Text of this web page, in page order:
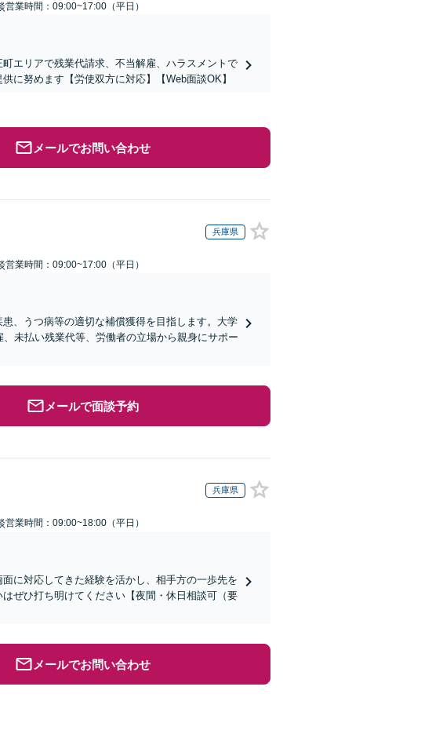
営業時間：09:00~17:00（平日）
エリアで残業代請求、不当解雇、ハラスメントで
に努めます【労使双方に対応】【Web面談OK】
メールでお問い合わせ
兵庫県
営業時間：09:00~17:00（平日）
、うつ病等の適切な補償獲得を目指します。大学
未払い残業代等、労働者の立場から親身にサポー
メールで面談予約
兵庫県
営業時間：09:00~18:00（平日）
に対応してきた経験を活かし、相手方の一歩先を
ぜひ打ち明けてください【夜間・休日相談可（要
メールでお問い合わせ